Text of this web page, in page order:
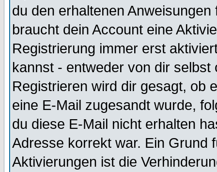
du den erhaltenen
braucht dein Account eine
Registrierung immer erst
kannst - entweder von dir selbst
Registrieren wird dir gesagt, ob
eine E-Mail zugesandt wurde,
du diese E-Mail nicht erhalten
Adresse korrekt war. Ein Grund
Aktivierungen ist die